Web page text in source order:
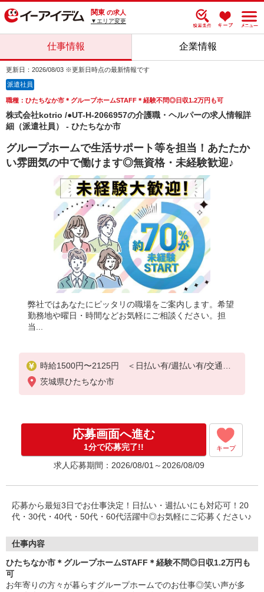
関東 の求人
▼エリア変更
仕事情報 企業情報
更新日：2026/08/03 ※更新日時点の最新情報です
派遣社員
職種：ひたちなか市＊グループホームSTAFF＊経験不問◎日収1.2万円も可
株式会社kotrio /●UT-H-2066957の介護職・ヘルパーの求人情報詳
細（派遣社員） - ひたちなか市
グループホームで生活サポート等を担当！あたたか
い雰囲気の中で働けます◎無資格・未経験歓迎♪
弊社ではあなたにピッタリの職場をご案内します。希望
勤務地や曜日・時間などお気軽にご相談ください。担
当...
時給1500円〜2125円 ＜日払い有/週払い有/交通費
全支給(ガソリン代含む)＞
茨城県ひたちなか市
応募画面へ進む
1分で応募完了!! キープ
求人応募期間：2026/08/01～2026/08/09
応募から最短3日でお仕事決定！日払い・週払いにも対応可！20
代・30代・40代・50代・60代活躍中◎お気軽にご応募ください♪
仕事内容
ひたちなか市＊グループホームSTAFF＊経験不問◎日収1.2万円も
可
お年寄りの方々が暮らすグループホームでのお仕事◎笑い声が多